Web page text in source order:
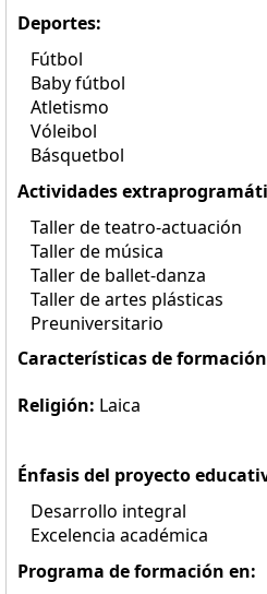
Deportes:
Fútbol
Baby fútbol
Atletismo
Vóleibol
Básquetbol
Actividades
Taller de teatro-actuación
Taller de música
Taller de ballet-danza
Taller de artes plásticas
Preuniversitario
Características de
Religión: Laica
Énfasis del proyecto
Desarrollo integral
Excelencia académica
Programa de formación en: